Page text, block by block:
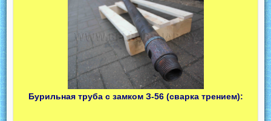
Бурильная труба с замком З-56 (сварка трением):